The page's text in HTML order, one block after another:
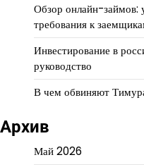
Обзор онлайн-займов:
требования к
Инвестирование в
руководство
В чем обвиняют
Архив
Май 2026